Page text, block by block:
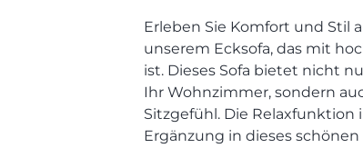
Erleben Sie Komfort und Stil
unserem Ecksofa, das mit
ist. Dieses Sofa bietet nicht
Ihr Wohnzimmer, sondern
Sitzgefühl. Die Relaxfunktion
Ergänzung in dieses